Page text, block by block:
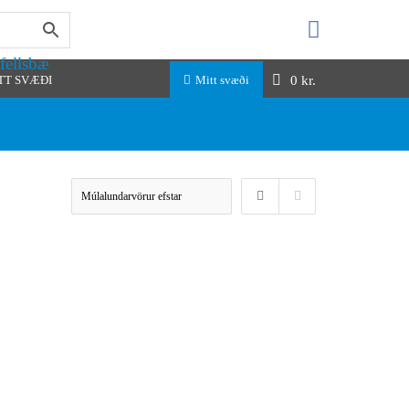
SVÆÐI Mitt svæði 0 kr.